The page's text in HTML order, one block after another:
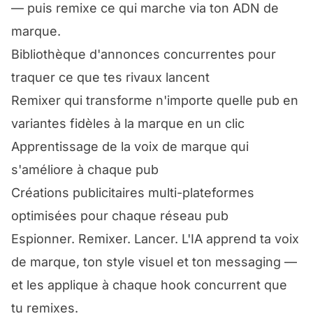
— puis remixe ce qui marche via ton ADN de
marque.
Bibliothèque d'annonces concurrentes pour
traquer ce que tes rivaux lancent
Remixer qui transforme n'importe quelle pub en
variantes fidèles à la marque en un clic
Apprentissage de la voix de marque qui
s'améliore à chaque pub
Créations publicitaires multi-plateformes
optimisées pour chaque réseau pub
Espionner. Remixer. Lancer. L'IA apprend ta voix
de marque, ton style visuel et ton messaging —
et les applique à chaque hook concurrent que
tu remixes.